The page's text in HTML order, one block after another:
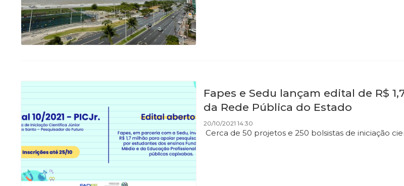
Fapes e Sedu lançam edital de R$
da Rede Pública do Estado
20/10/2021 14:30
Cerca de 50 projetos e 250 bolsistas de iniciação